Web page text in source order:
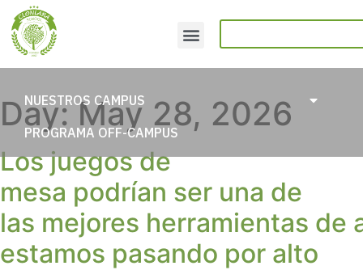
NUESTROS CAMPUS
PROGRAMA OFF-CAMPUS
Day:May 28, 2026
Los juegos de
mesa podrían ser una de
las mejores herramientas de
estamos pasando por alto